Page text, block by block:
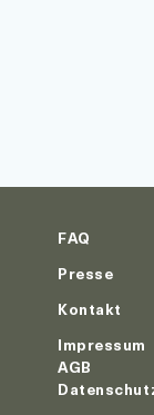
FAQ
Presse
Kontakt
Impressum
AGB